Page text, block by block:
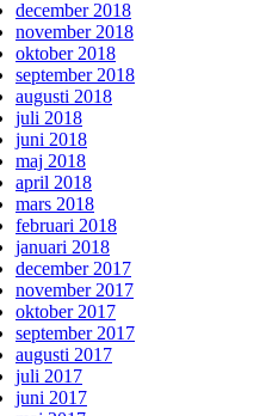
december 2018
november 2018
oktober 2018
september 2018
augusti 2018
juli 2018
juni 2018
maj 2018
april 2018
mars 2018
februari 2018
januari 2018
december 2017
november 2017
oktober 2017
september 2017
augusti 2017
juli 2017
juni 2017